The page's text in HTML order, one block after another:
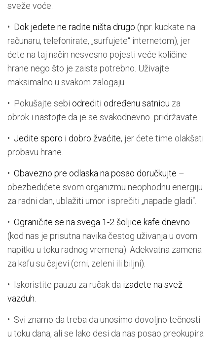
sveže voće.
• Dok jedete ne radite ništa drugo (npr. kuckate na
računaru, telefonirate, „surfujete“ internetom), jer
ćete na taj način nesvesno pojesti veće količine
hrane nego što je zaista potrebno. Uživajte
maksimalno u svakom zalogaju.
• Pokušajte sebi odrediti određenu satnicu za
obrok i nastojte da je se svakodnevno pridržavate.
• Jedite sporo i dobro žvaćite, jer ćete time olakšati
probavu hrane.
• Obavezno pre odlaska na posao doručkujte –
obezbedićete svom organizmu neophodnu energiju
za radni dan, ublažiti umor i sprečiti „napade gladi“.
• Ograničite se na svega 1-2 šoljice kafe dnevno
(kod nas je prisutna navika čestog uživanja u ovom
napitku u toku radnog vremena). Adekvatna zamena
za kafu su čajevi (crni, zeleni ili biljni).
• Iskoristite pauzu za ručak da izađete na svež
vazduh.
• Svi znamo da treba da unosimo dovoljno tečnosti
u toku dana, ali se lako desi da nas posao preokupira